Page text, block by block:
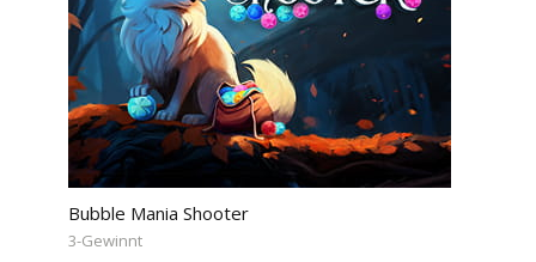
Bubble Mania Shooter
3-Gewinnt